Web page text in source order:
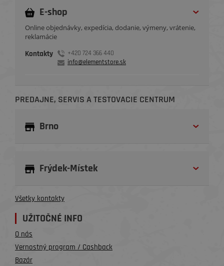
E-shop
Online objednávky, expedícia, dodanie, výmeny, vrátenie,
reklamácie
Kontakty
+420 724 366 440
info@elementstore.sk
PREDAJNE, SERVIS A TESTOVACIE CENTRUM
Brno
Frýdek-Místek
Všetky kontakty
UŽITOČNÉ INFO
O nás
Vernostný program / Cashback
Bazár